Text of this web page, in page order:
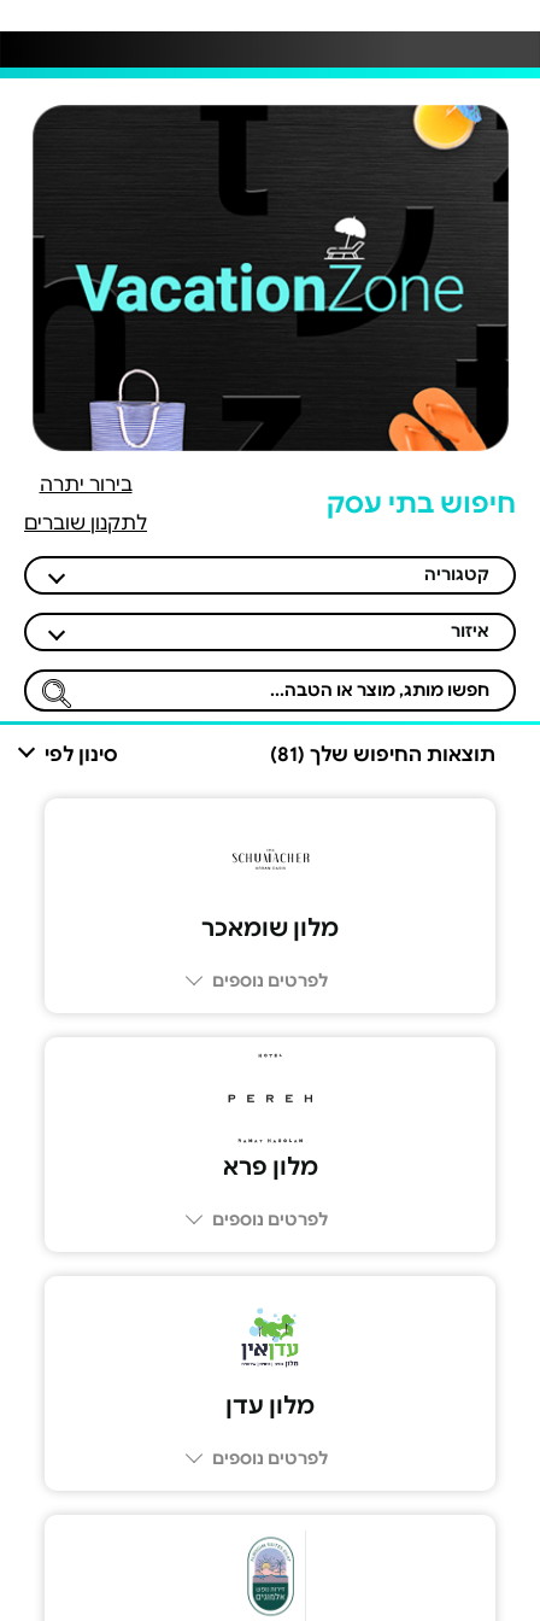
חיפוש בתי עסק
בירור יתרה
לתקנון שוברים
קטגוריה
איזור
תוצאות החיפוש שלך (81) סינון לפי
מלון שומאכר
לפרטים נוספים
מלון פרא
לפרטים נוספים
מלון עדן
לפרטים נוספים